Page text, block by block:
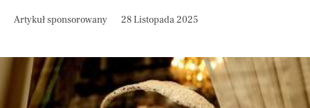
Artykuł sponsorowany 28 Listopada 2025